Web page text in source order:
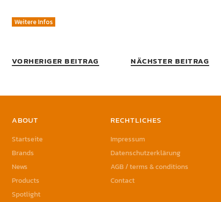
Weitere Infos
VORHERIGER BEITRAG NÄCHSTER BEITRAG
ABOUT
Startseite
Brands
News
Products
Spotlight
RECHTLICHES
Impressum
Datenschutzerklärung
AGB / terms & conditions
Contact